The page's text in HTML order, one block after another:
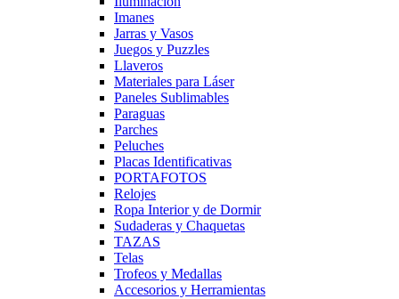
Imanes
Jarras y Vasos
Juegos y Puzzles
Llaveros
Materiales para Láser
Paneles Sublimables
Paraguas
Parches
Peluches
Placas Identificativas
PORTAFOTOS
Relojes
Ropa Interior y de Dormir
Sudaderas y Chaquetas
TAZAS
Telas
Trofeos y Medallas
Accesorios y Herramientas